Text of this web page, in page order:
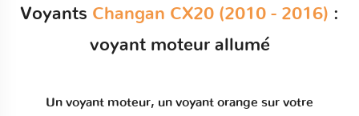
Voyants Changan CX20 (2010 - 2016) :
voyant moteur allumé
Un voyant moteur, un voyant orange sur votre